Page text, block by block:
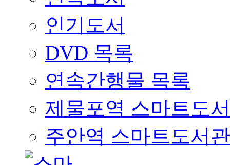
인기도서
DVD 목록
연속간행물 목록
제물포역 스마트도
주안역 스마트도서관